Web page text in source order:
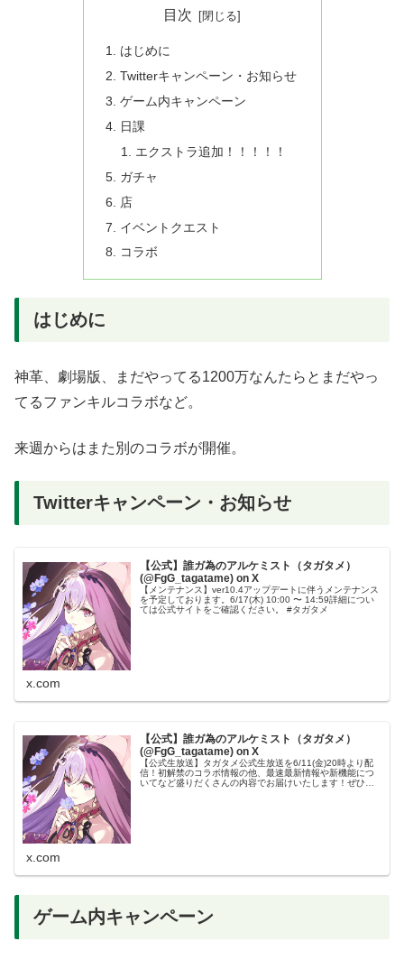
目次
はじめに
Twitterキャンペーン・お知らせ
ゲーム内キャンペーン
日課
エクストラ追加！！！！！
ガチャ
店
イベントクエスト
コラボ
はじめに
神革、劇場版、まだやってる1200万なんたらとまだやっ
てるファンキルコラボなど。
来週からはまた別のコラボが開催。
Twitterキャンペーン・お知らせ
【公式】誰ガ為のアルケミスト（タガタメ）
(@FgG_tagatame) on X
【メンテナンス】ver10.4アップデートに伴うメンテナンス
を予定しております。6/17(木) 10:00 〜 14:59詳細につい
ては公式サイトをご確認ください。 #タガタメ
x.com
【公式】誰ガ為のアルケミスト（タガタメ）
(@FgG_tagatame) on X
【公式生放送】タガタメ公式生放送を6/11(金)20時より配
信！初解禁のコラボ情報の他、最速最新情報や新機能につ
いてなど盛りだくさんの内容でお届けいたします！ぜひご
x.com
ゲーム内キャンペーン